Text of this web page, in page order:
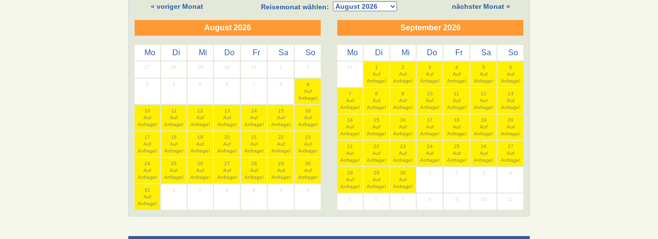
« voriger Monat Reisemonat wählen: nächster Monat »
August 2026
Mo Di Mi Do Fr Sa So
27 28 29 30 31 1 2
3 4 5 6 7 8
9
Auf
Anfrage!
10
Auf
Anfrage!
11
Auf
Anfrage!
12
Auf
Anfrage!
13
Auf
Anfrage!
14
Auf
Anfrage!
15
Auf
Anfrage!
16
Auf
Anfrage!
17
Auf
Anfrage!
18
Auf
Anfrage!
19
Auf
Anfrage!
20
Auf
Anfrage!
21
Auf
Anfrage!
22
Auf
Anfrage!
23
Auf
Anfrage!
24
Auf
Anfrage!
25
Auf
Anfrage!
26
Auf
Anfrage!
27
Auf
Anfrage!
28
Auf
Anfrage!
29
Auf
Anfrage!
30
Auf
Anfrage!
31
Auf
Anfrage!
1 2 3 4 5 6
September 2026
Mo Di Mi Do Fr Sa So
31
1
Auf
Anfrage!
2
Auf
Anfrage!
3
Auf
Anfrage!
4
Auf
Anfrage!
5
Auf
Anfrage!
6
Auf
Anfrage!
7
Auf
Anfrage!
8
Auf
Anfrage!
9
Auf
Anfrage!
10
Auf
Anfrage!
11
Auf
Anfrage!
12
Auf
Anfrage!
13
Auf
Anfrage!
14
Auf
Anfrage!
15
Auf
Anfrage!
16
Auf
Anfrage!
17
Auf
Anfrage!
18
Auf
Anfrage!
19
Auf
Anfrage!
20
Auf
Anfrage!
21
Auf
Anfrage!
22
Auf
Anfrage!
23
Auf
Anfrage!
24
Auf
Anfrage!
25
Auf
Anfrage!
26
Auf
Anfrage!
27
Auf
Anfrage!
28
Auf
Anfrage!
29
Auf
Anfrage!
30
Auf
Anfrage!
1 2 3 4
5 6 7 8 9 10 11